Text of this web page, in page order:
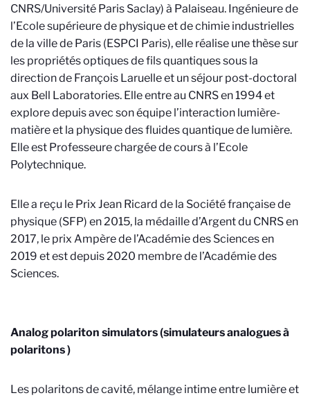
CNRS/Université Paris Saclay) à Palaiseau. Ingénieure de
l’Ecole supérieure de physique et de chimie industrielles
de la ville de Paris (ESPCI Paris), elle réalise une thèse sur
les propriétés optiques de fils quantiques sous la
direction de François Laruelle et un séjour post-doctoral
aux Bell Laboratories. Elle entre au CNRS en 1994 et
explore depuis avec son équipe l’interaction lumière-
matière et la physique des fluides quantique de lumière.
Elle est Professeure chargée de cours à l’Ecole
Polytechnique.
Elle a reçu le Prix Jean Ricard de la Société française de
physique (SFP) en 2015, la médaille d’Argent du CNRS en
2017, le prix Ampère de l’Académie des Sciences en
2019 et est depuis 2020 membre de l’Académie des
Sciences.
Analog polariton simulators (simulateurs analogues à
polaritons )
Les polaritons de cavité, mélange intime entre lumière et